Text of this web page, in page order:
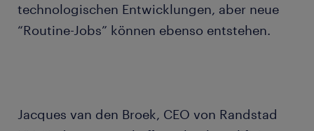
technologischen Entwicklungen, aber neue
“Routine-Jobs” können ebenso entstehen.
Jacques van den Broek, CEO von Randstad